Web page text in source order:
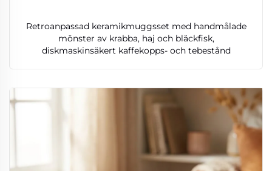
Retroanpassad keramikmuggsset med handmålade
mönster av krabba, haj och bläckfisk,
diskmaskinsäkert kaffekopps- och tebestånd